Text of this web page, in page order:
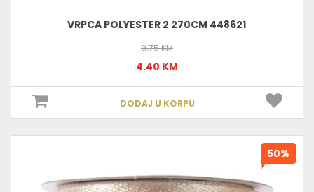
VRPCA POLYESTER 2 270CM 448621
8.75 KM
4.40 KM
DODAJ U KORPU
50%